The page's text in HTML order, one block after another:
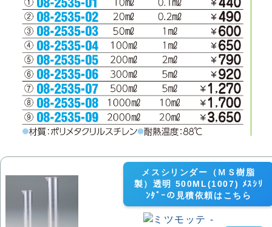
メスシリンダー（ＭＳ樹脂
製）透明 500ML(1007) ﾒｽｼﾘ
ﾝﾀﾞｰの見積依頼はこちら